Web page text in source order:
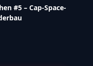
#5 – Cap-Space-